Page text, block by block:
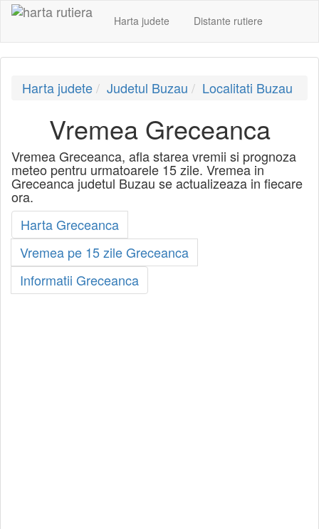
Harta judete Distante rutiere
Harta judete Judetul Buzau Localitati Buzau
Vremea Greceanca
Vremea Greceanca, afla starea vremii si prognoza
meteo pentru urmatoarele 15 zile. Vremea in
Greceanca judetul Buzau se actualizeaza in fiecare
ora.
Harta Greceanca
Vremea pe 15 zile Greceanca
Informatii Greceanca